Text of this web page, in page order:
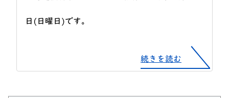
日(日曜日)です。
続きを読む